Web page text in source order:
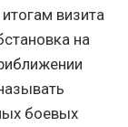
визита
на
боевых